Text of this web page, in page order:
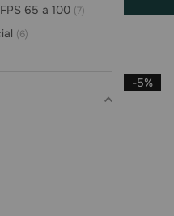
65 a 100 (7)
(6)
35 a 60
-5%